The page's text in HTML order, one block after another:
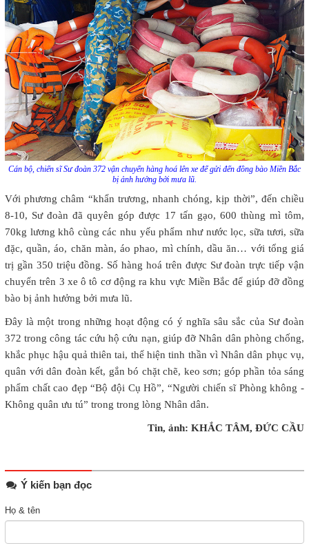
Cán bộ, chiến sĩ Sư đoàn 372 vận chuyển hàng hoá lên xe để gửi đến đồng bào Miền Bắc
bị ảnh hưởng bởi mưa lũ.
Với phương châm “khẩn trương, nhanh chóng, kịp thời”, đến chiều
8-10, Sư đoàn đã quyên góp được 17 tấn gạo, 600 thùng mì tôm,
70kg lương khô cùng các nhu yếu phẩm như nước lọc, sữa tươi, sữa
đặc, quần, áo, chăn màn, áo phao, mì chính, dầu ăn… với tổng giá
trị gần 350 triệu đồng. Số hàng hoá trên được Sư đoàn trực tiếp vận
chuyển trên 3 xe ô tô cơ động ra khu vực Miền Bắc để giúp đỡ đồng
bào bị ảnh hưởng bởi mưa lũ.
Đây là một trong những hoạt động có ý nghĩa sâu sắc của Sư đoàn
372 trong công tác cứu hộ cứu nạn, giúp đỡ Nhân dân phòng chống,
khắc phục hậu quả thiên tai, thể hiện tinh thần vì Nhân dân phục vụ,
quân với dân đoàn kết, gắn bó chặt chẽ, keo sơn; góp phần tỏa sáng
phẩm chất cao đẹp “Bộ đội Cụ Hồ”, “Người chiến sĩ Phòng không -
Không quân ưu tú” trong trong lòng Nhân dân.
Tin, ảnh: KHẮC TÂM, ĐỨC CẦU
Ý kiến bạn đọc
Họ & tên